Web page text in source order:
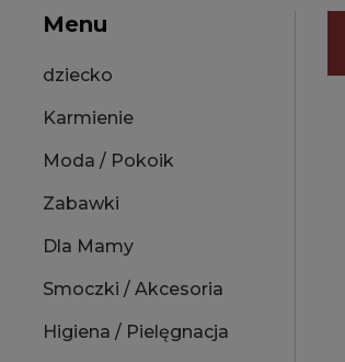
Menu
dziecko
Karmienie
Moda / Pokoik
Zabawki
Dla Mamy
Smoczki / Akcesoria
Higiena / Pielęgnacja